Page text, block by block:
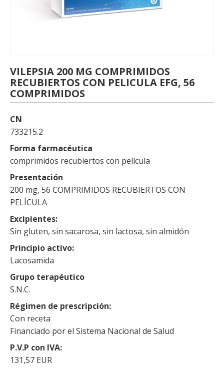
VILEPSIA 200 MG COMPRIMIDOS
RECUBIERTOS CON PELICULA EFG, 56
COMPRIMIDOS
CN
733215.2
Forma farmacéutica
comprimidos recubiertos con película
Presentación
200 mg, 56 COMPRIMIDOS RECUBIERTOS CON
PELÍCULA
Excipientes
Sin gluten, sin sacarosa, sin lactosa, sin almidón
Principio activo
Lacosamida
Grupo terapéutico
S.N.C.
Régimen de prescripción
Con receta
Financiado por el Sistema Nacional de Salud
P.V.P con IVA
131,57 EUR